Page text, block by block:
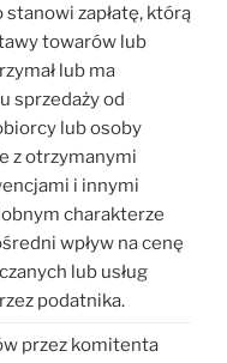
zapłatę, którą
towarów lub
lub ma
sprzedaży od
lub osoby
z otrzymanymi
i innymi
charakterze
wpływ na cenę
lub usług
podatnika.
przez komitenta